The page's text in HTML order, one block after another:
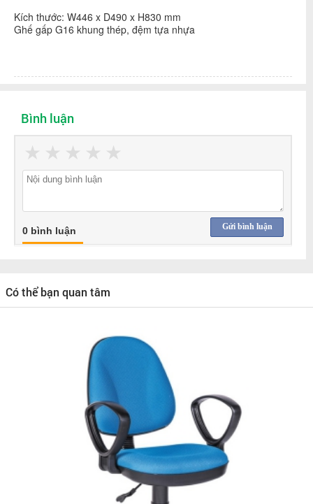
Kích thước: W446 x D490 x H830 mm
Ghế gấp G16 khung thép, đệm tựa nhựa
Bình luận
★
★
★
★
★
Gửi bình luận
0 bình luận
Có thể bạn quan tâm